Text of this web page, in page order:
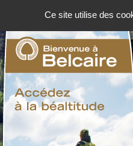
Ce site utilise des